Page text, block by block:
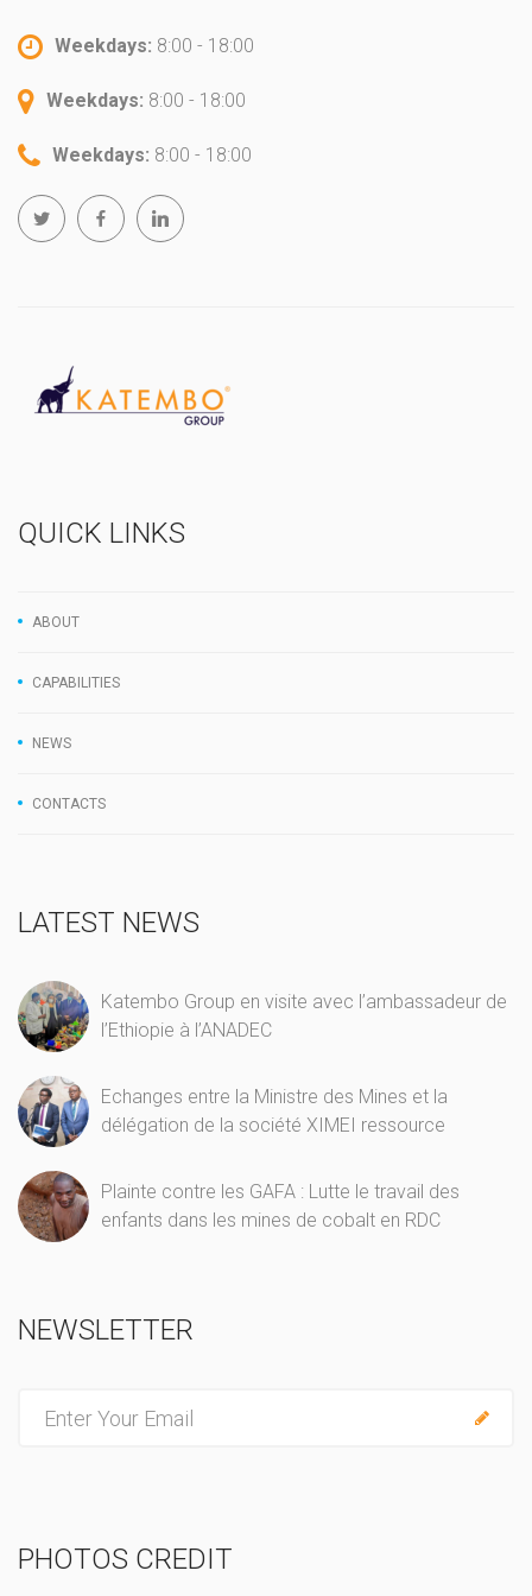
Weekdays: 8:00 - 18:00
Weekdays: 8:00 - 18:00
Weekdays: 8:00 - 18:00
QUICK LINKS
ABOUT
CAPABILITIES
NEWS
CONTACTS
LATEST NEWS
Katembo Group en visite avec l’ambassadeur de
l’Ethiopie à l’ANADEC
Echanges entre la Ministre des Mines et la
délégation de la société XIMEI ressource
Plainte contre les GAFA : Lutte le travail des
enfants dans les mines de cobalt en RDC
NEWSLETTER
y
PHOTOS CREDIT